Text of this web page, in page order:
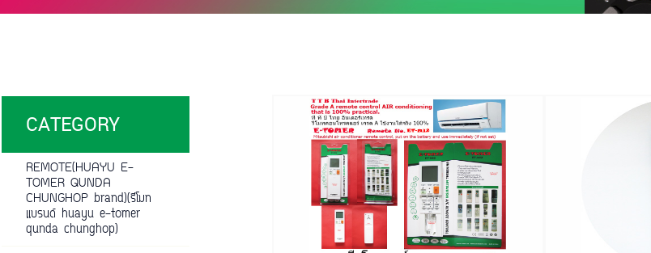
CATEGORY
REMOTE(HUAYU E-
TOMER QUNDA
CHUNGHOP brand)(รีโมท
แบรนด์ huayu e-tomer
qunda chunghop)